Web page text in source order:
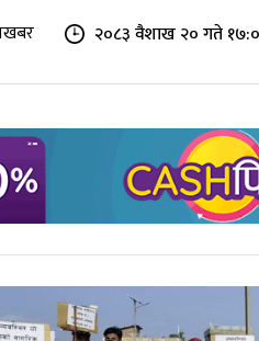
२०८३ वैशाख २० गते